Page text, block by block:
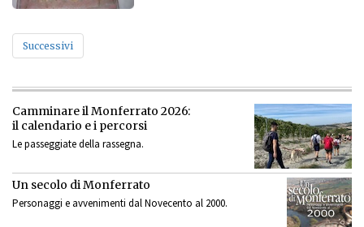
Successivi
Camminare il Monferrato 2026:
il calendario e i percorsi
Le passeggiate della rassegna.
Un secolo di Monferrato
Personaggi e avvenimenti dal Novecento al 2000.